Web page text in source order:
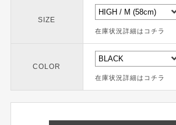
SIZE
在庫状況詳細はコチラ
COLOR
在庫状況詳細はコチラ